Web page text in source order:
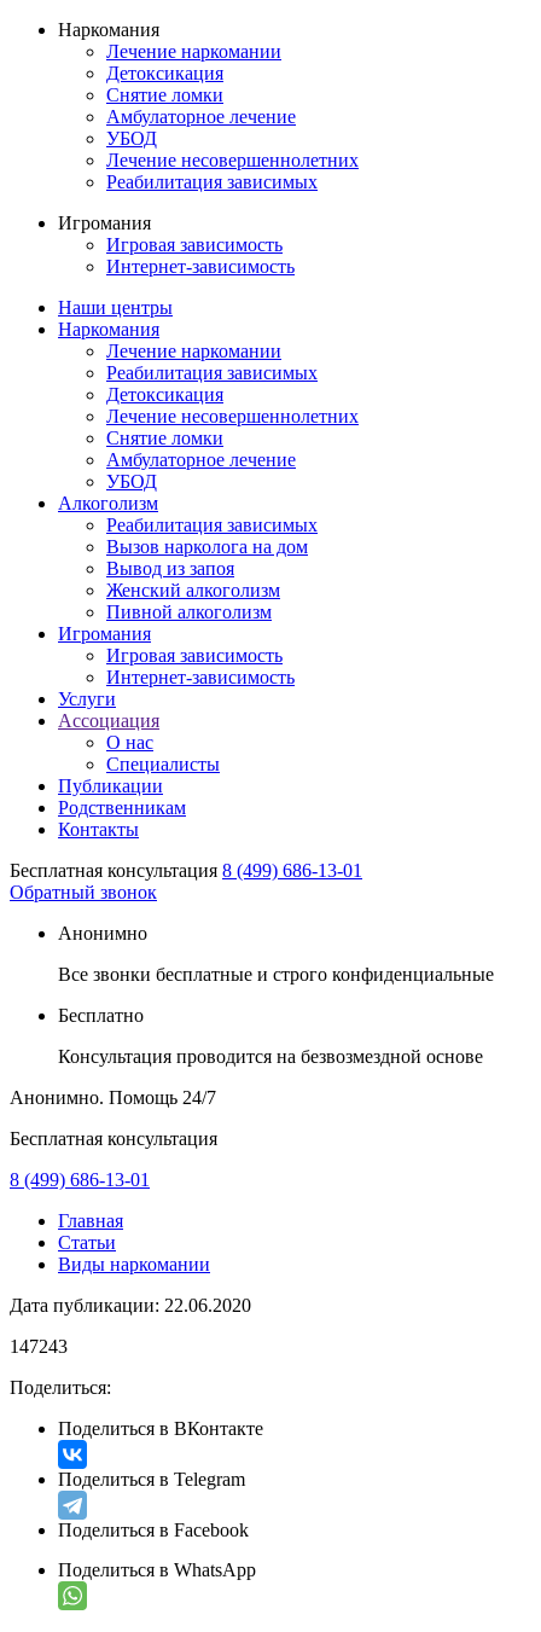
Наркомания
Лечение наркомании
Детоксикация
Снятие ломки
Амбулаторное лечение
УБОД
Лечение несовершеннолетних
Реабилитация зависимых
Игромания
Игровая зависимость
Интернет-зависимость
Наши центры
Наркомания
Лечение наркомании
Реабилитация зависимых
Детоксикация
Лечение несовершеннолетних
Снятие ломки
Амбулаторное лечение
УБОД
Алкоголизм
Реабилитация зависимых
Вызов нарколога на дом
Вывод из запоя
Женский алкоголизм
Пивной алкоголизм
Игромания
Игровая зависимость
Интернет-зависимость
Услуги
Ассоциация
О нас
Специалисты
Публикации
Родственникам
Контакты
Бесплатная консультация 8 (499) 686-13-01
Обратный звонок
Анонимно
Все звонки бесплатные и строго конфиденциальные
Бесплатно
Консультация проводится на безвозмездной основе
Анонимно. Помощь 24/7
Бесплатная консультация
8 (499) 686-13-01
Главная
Статьи
Виды наркомании
Дата публикации: 22.06.2020
147243
Поделиться:
Поделиться в ВКонтакте
Поделиться в Telegram
Поделиться в Facebook
Поделиться в WhatsApp